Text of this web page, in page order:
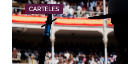
CARTELES